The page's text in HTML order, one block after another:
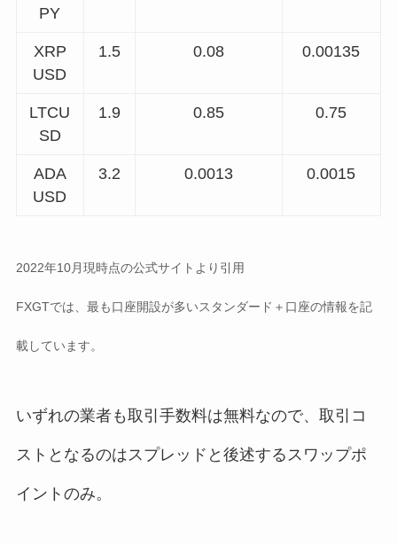
PY
XRP
USD
1.5 0.08 0.00135
LTCU
SD
1.9 0.85 0.75
ADA
USD
3.2 0.0013 0.0015
2022年10月現時点の公式サイトより引用
FXGTでは、最も口座開設が多いスタンダード＋口座の情報を記
載しています。
いずれの業者も取引手数料は無料なので、取引コ
ストとなるのはスプレッドと後述するスワップポ
イントのみ。